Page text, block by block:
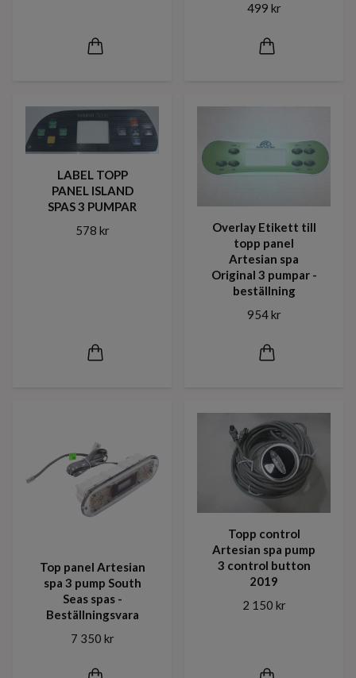
499 kr
LABEL TOPP
PANEL ISLAND
SPAS 3 PUMPAR
578 kr
Overlay Etikett till
topp panel
Artesian spa
Original 3 pumpar -
beställning
954 kr
Top panel Artesian
spa 3 pump South
Seas spas -
Beställningsvara
7 350 kr
Topp control
Artesian spa pump
3 control button
2019
2 150 kr